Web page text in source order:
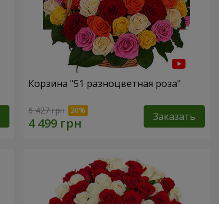
Корзина "51 разноцветная роза"
6 427 грн Заказать